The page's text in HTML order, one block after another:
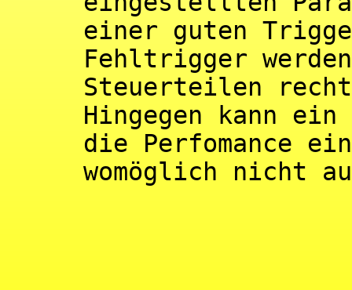
einer guten
Fehltrigger
Steuerteilen
Hingegen kann
die Perfomance
womöglich nicht